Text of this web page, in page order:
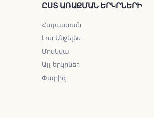
ԸՍՏ ԱՌԱՔՄԱՆ ԵՐԿՐՆԵՐԻ
Հայաստան
Լոս Անջելես
Մոսկվա
Այլ երկրներ
Փարիզ